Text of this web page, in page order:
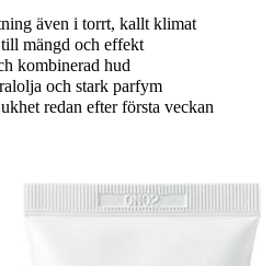
även i torrt, kallt klimat
mängd och effekt
kombinerad hud
och stark parfym
redan efter första veckan